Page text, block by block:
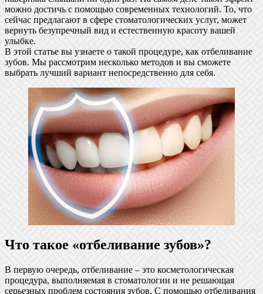
можно достичь с помощью современных технологий. То, что
сейчас предлагают в сфере стоматологических услуг, может
вернуть безупречный вид и естественную красоту вашей
улыбке.
В этой статье вы узнаете о такой процедуре, как отбеливание
зубов. Мы рассмотрим несколько методов и вы сможете
выбрать лучший вариант непосредственно для себя.
Что такое «отбеливание зубов»?
В первую очередь, отбеливание – это косметологическая
процедура, выполняемая в стоматологии и не решающая
серьезных проблем состояния зубов. С помощью отбеливания